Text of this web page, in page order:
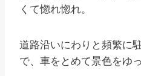
くて惚れ惚れ。
道路沿いにわりと頻繁に
で、車をとめて景色をゆ